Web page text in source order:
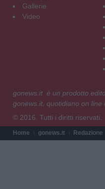
Gallerie
Video
gonews.it è un prodotto
gonews.it, quotidiano on
© 2016. Tutti i diritti riservati.
Home gonews.it Redazione